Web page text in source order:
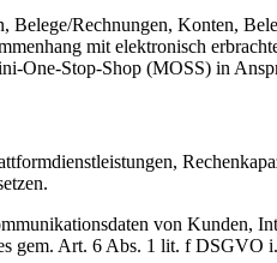
Rechnungen, Konten,
mit elektronisch
One-Stop-Shop (MOSS) in
von Kunden,
gem. Art. 6 Abs. 1 lit. f